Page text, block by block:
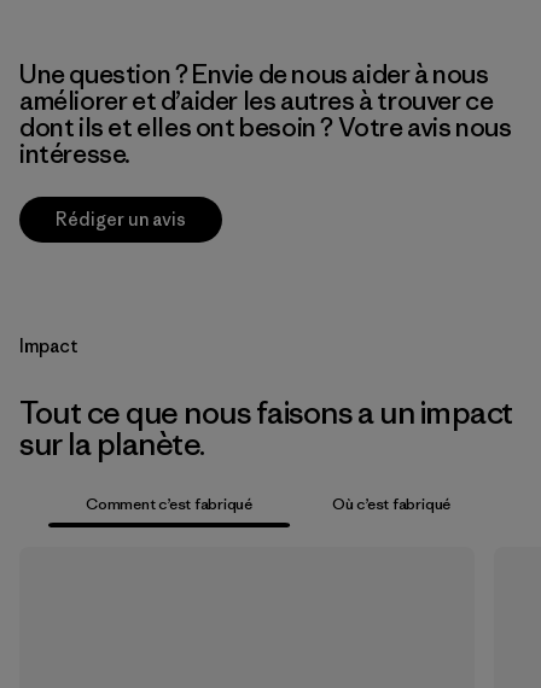
Une question ? Envie de nous aider à nous
améliorer et d’aider les autres à trouver ce
dont ils et elles ont besoin ? Votre avis nous
intéresse.
Rédiger un avis
Impact
Tout ce que nous faisons a un impact
sur la planète.
Comment c’est fabriqué Où c’est fabriqué